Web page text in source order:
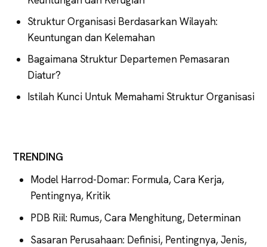
Struktur Organisasi Berdasarkan Wilayah:
Keuntungan dan Kelemahan
Bagaimana Struktur Departemen Pemasaran
Diatur?
Istilah Kunci Untuk Memahami Struktur Organisasi
TRENDING
Model Harrod-Domar: Formula, Cara Kerja,
Pentingnya, Kritik
PDB Riil: Rumus, Cara Menghitung, Determinan
Sasaran Perusahaan: Definisi, Pentingnya, Jenis,